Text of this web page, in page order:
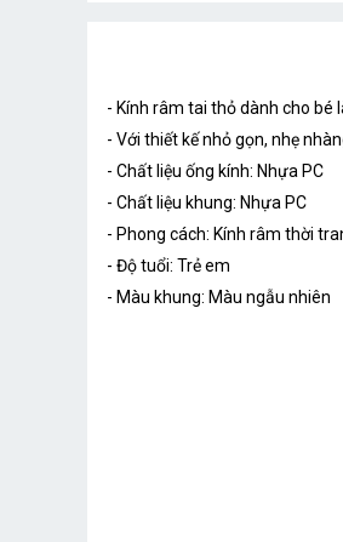
- Kính râm tai thỏ dành cho
- Với thiết kế nhỏ gọn, nhẹ
- Chất liệu ống kính: Nhựa PC
- Chất liệu khung: Nhựa PC
- Phong cách: Kính râm thời
- Độ tuổi: Trẻ em
- Màu khung: Màu ngẫu nhiên